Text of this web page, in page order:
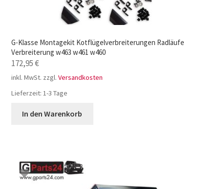
G-Klasse Montagekit Kotflügelverbreiterungen Radläufe
Verbreiterung w463 w461 w460
172,95€
inkl. MwSt. zzgl. Versandkosten
Lieferzeit: 1-3 Tage
In den Warenkorb